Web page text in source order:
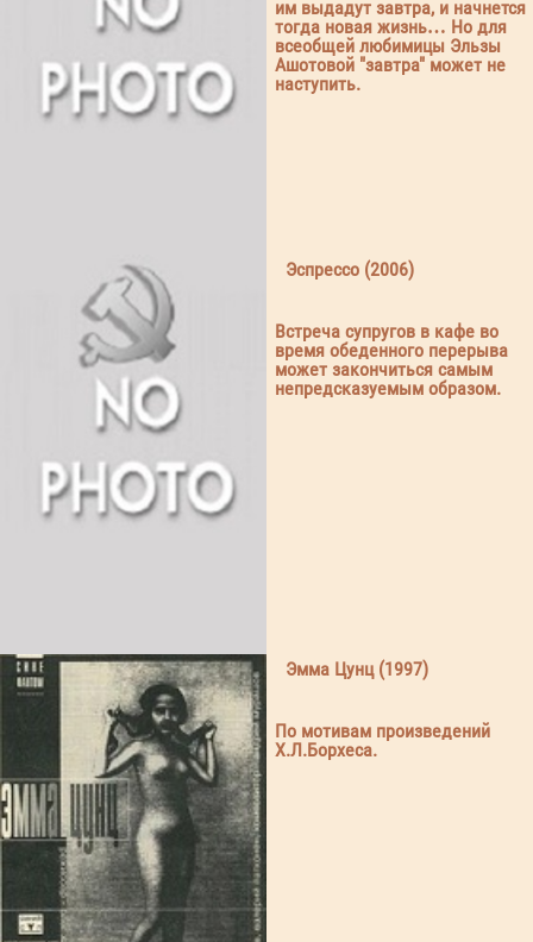
им выдадут завтра, и начнется
тогда новая жизнь… Но для
всеобщей любимицы Эльзы
Ашотовой "завтра" может не
наступить.
Эспрессо (2006)
Встреча супругов в кафе во
время обеденного перерыва
может закончиться самым
непредсказуемым образом.
Эмма Цунц (1997)
По мотивам произведений
Х.Л.Борхеса.